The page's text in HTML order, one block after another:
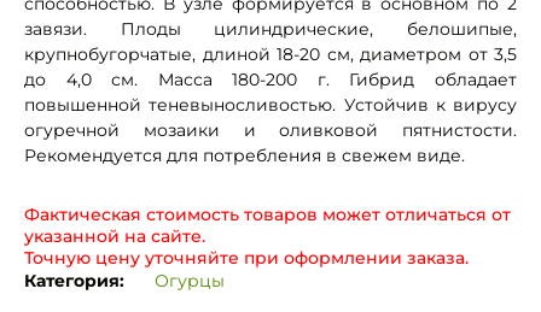
завязи. Плоды цилиндрические, белошипые,
крупнобугорчатые, длиной 18-20 см, диаметром от 3,5
до 4,0 см. Масса 180-200 г. Гибрид обладает
повышенной теневыносливостью. Устойчив к вирусу
огуречной мозаики и оливковой пятнистости.
Рекомендуется для потребления в свежем виде.
Фактическая стоимость товаров может отличаться от
указанной на сайте.
Точную цену уточняйте при оформлении заказа.
Категория:
Огурцы